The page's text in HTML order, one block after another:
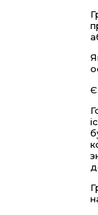
Є